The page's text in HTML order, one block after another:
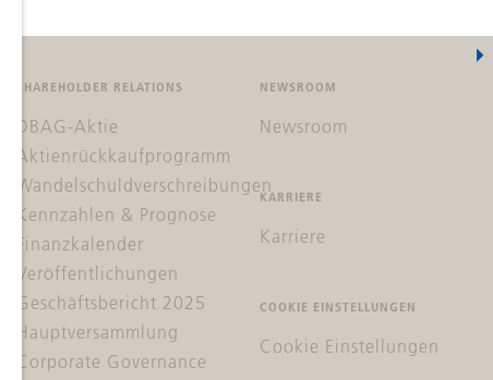
SHAREHOLDER RELATIONS
DBAG-Aktie
Aktienrückkaufprogramm
Wandelschuldverschreibungen
Kennzahlen & Prognose
Finanzkalender
Veröffentlichungen
Geschäftsbericht 2025
Hauptversammlung
Corporate Governance
NEWSROOM
Newsroom
KARRIERE
Karriere
COOKIE EINSTELLUNGEN
Cookie Einstellungen